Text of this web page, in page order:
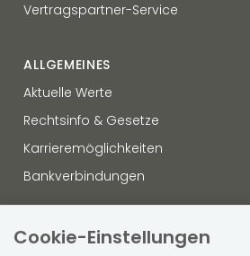
Cookie-Einstellungen
Vertragspartner-Service
ALLGEMEINES
Aktuelle Werte
Rechtsinfo & Gesetze
Karrieremöglichkeiten
Bankverbindungen
OFFENLEGUNG